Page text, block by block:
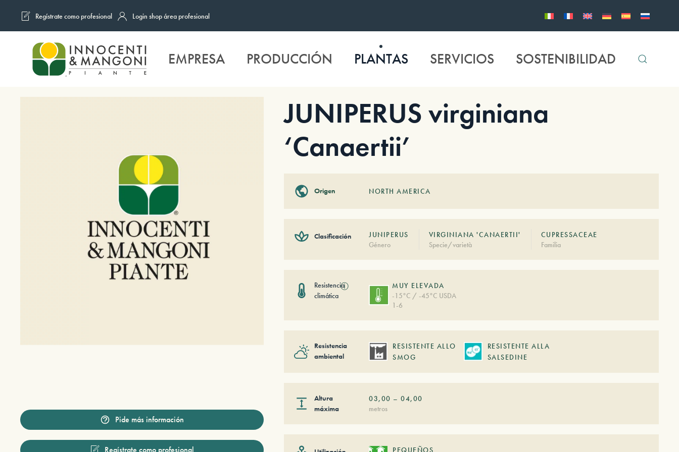
Skip to main content
Regístrate como profesional Login shop área profesional
EMPRESA PRODUCCIÓN PLANTAS SERVICIOS SOSTENIBILIDAD
Pide más información
Regístrate como profesional
JUNIPERUS virginiana
‘Canaertii’
Origen NORTH AMERICA
Clasificación
JUNIPERUS
Género
VIRGINIANA 'CANAERTII'
Specie/varietà
CUPRESSACEAE
Familia
Resistencia
climática
ⓘ
MUY ELEVADA
-15°C / -45°C USDA
1-6
Resistencia
ambiental
RESISTENTE ALLO
SMOG
RESISTENTE ALLA
SALSEDINE
Altura
máxima
03,00 –04,00
metros
PEQUEÑOS